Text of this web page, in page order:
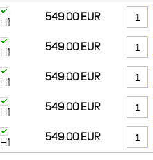
H1 549.00 EUR
H1 549.00 EUR
H1 549.00 EUR
H1 549.00 EUR
H1 549.00 EUR